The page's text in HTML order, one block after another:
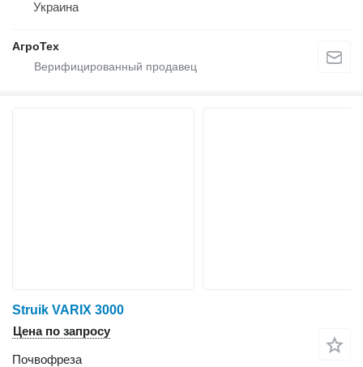
Украина
АгроТех
Struik VARIX 3000
Цена по запросу
Почвофреза